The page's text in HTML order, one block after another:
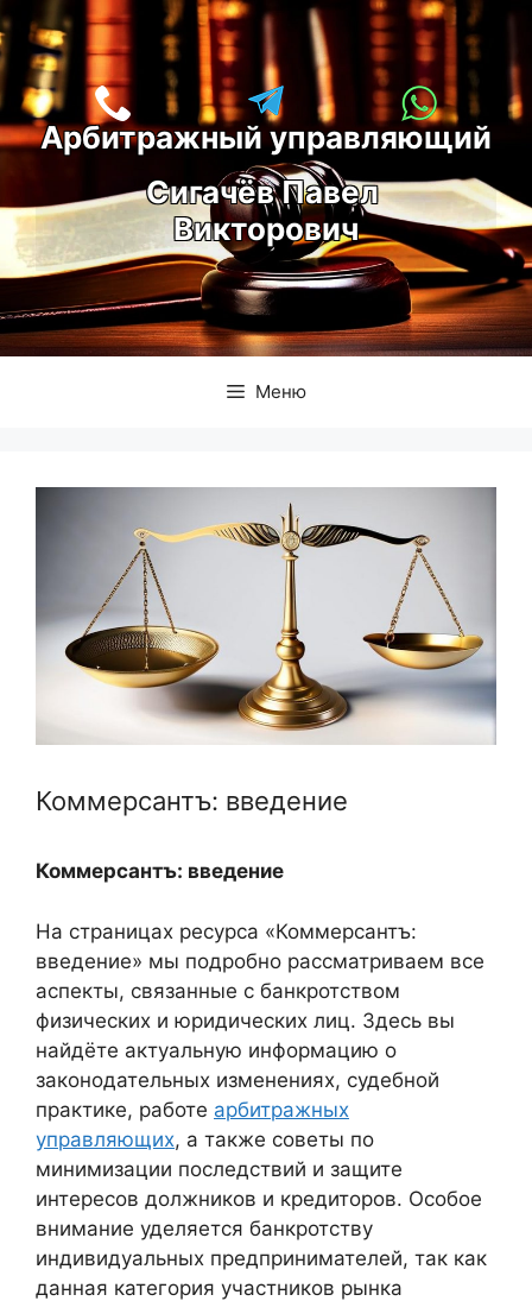
Перейти
к
содержимому
Арбитражный управляющий
Сигачёв Павел
Викторович
Меню
Коммерсантъ: введение
Коммерсантъ: введение
На страницах ресурса «Коммерсантъ:
введение» мы подробно рассматриваем все
аспекты, связанные с банкротством
физических и юридических лиц. Здесь вы
найдёте актуальную информацию о
законодательных изменениях, судебной
практике, работе арбитражных
управляющих, а также советы по
минимизации последствий и защите
интересов должников и кредиторов. Особое
внимание уделяется банкротству
индивидуальных предпринимателей, так как
данная категория участников рынка